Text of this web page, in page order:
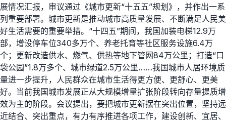
展情况汇报，审议通过《城市更新“十五五”规划》，并作出一系
列重要部署。城市更新是推动城市高质量发展、不断满足人民美
好生活需要的重要举措。“十四五”期间，我国加装电梯12.9万
部，增设停车位340多万个、养老托育等社区服务设施6.4万
个；更新改造供水、燃气、供热等地下管网84万公里；打造“口
袋公园”1.8万多个、城市绿道2.5万公里……我国城市人居环境质
量进一步提升，人民群众在城市生活得更方便、更舒心、更美
好。当前我国城市发展正从大规模增量扩张阶段转向存量提质增
效为主的阶段。会议提出，要把城市更新摆在突出位置，坚持远
近结合、突出重点，有力有序推进各项工作，建设创新、宜居、